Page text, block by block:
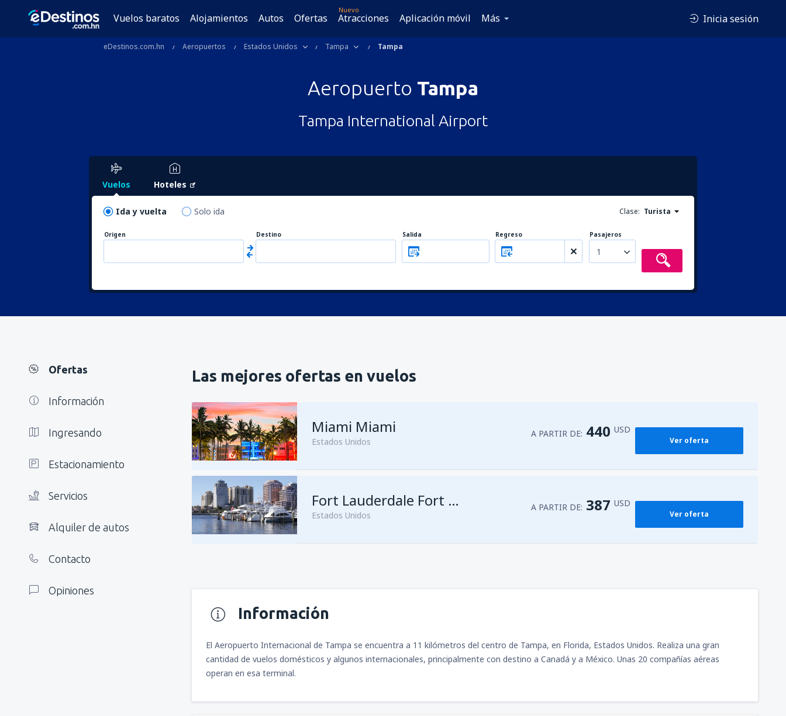
Vuelos baratos Alojamientos Autos Ofertas
Nuevo
Atracciones Aplicación móvil Más Inicia sesión
eDestinos.com.hn Aeropuertos Estados Unidos Tampa Tampa
Aeropuerto Tampa
Tampa International Airport
Vuelos Hoteles
Ida y vuelta Solo ida Clase: Turista
Origen Destino Salida Regreso Pasajeros
1
Ofertas
Información
Ingresando
Estacionamiento
Servicios
Alquiler de autos
Contacto
Opiniones
Las mejores ofertas en vuelos
Miami Miami
Estados Unidos
A PARTIR DE: 440 USD
Ver oferta
Fort Lauderdale Fort Lauderdale–Hollywood Intl Airport
Estados Unidos
A PARTIR DE: 387 USD
Ver oferta
Información
El Aeropuerto Internacional de Tampa se encuentra a 11 kilómetros del centro de Tampa, en Florida, Estados Unidos. Realiza una gran
cantidad de vuelos domésticos y algunos internacionales, principalmente con destino a Canadá y a México. Unas 20 compañías aéreas
operan en esa terminal.